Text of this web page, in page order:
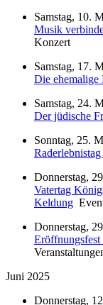
Samstag, 10.
Musik
Konzert
Samstag, 17.
Die
Samstag, 24.
Der jüdische
Sonntag, 25.
Donnerstag,
Vatertag
Keldung
Donnerstag,
Juni 2025
Donnerstag,